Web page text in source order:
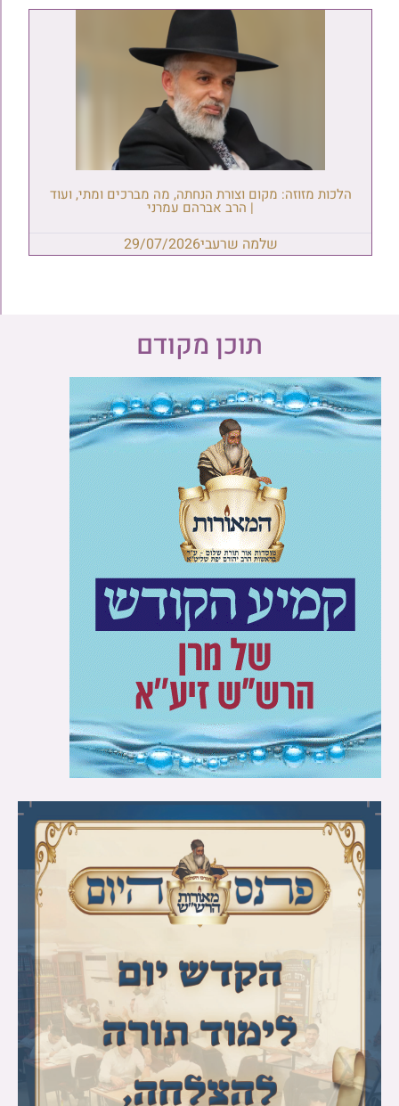
הלכות מזוזה: מקום וצורת הנחתה, מה מברכים ומתי, ועוד
| הרב אברהם עמרני
שלמה שרעבי29/07/2026
תוכן מקודם